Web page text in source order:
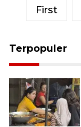
First
Terpopuler